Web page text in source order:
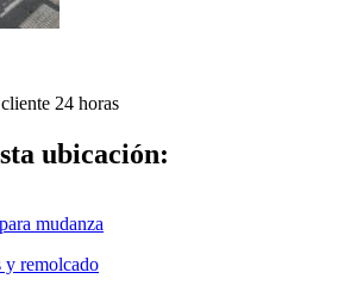
24 horas
ubicación:
mudanza
y remolcado